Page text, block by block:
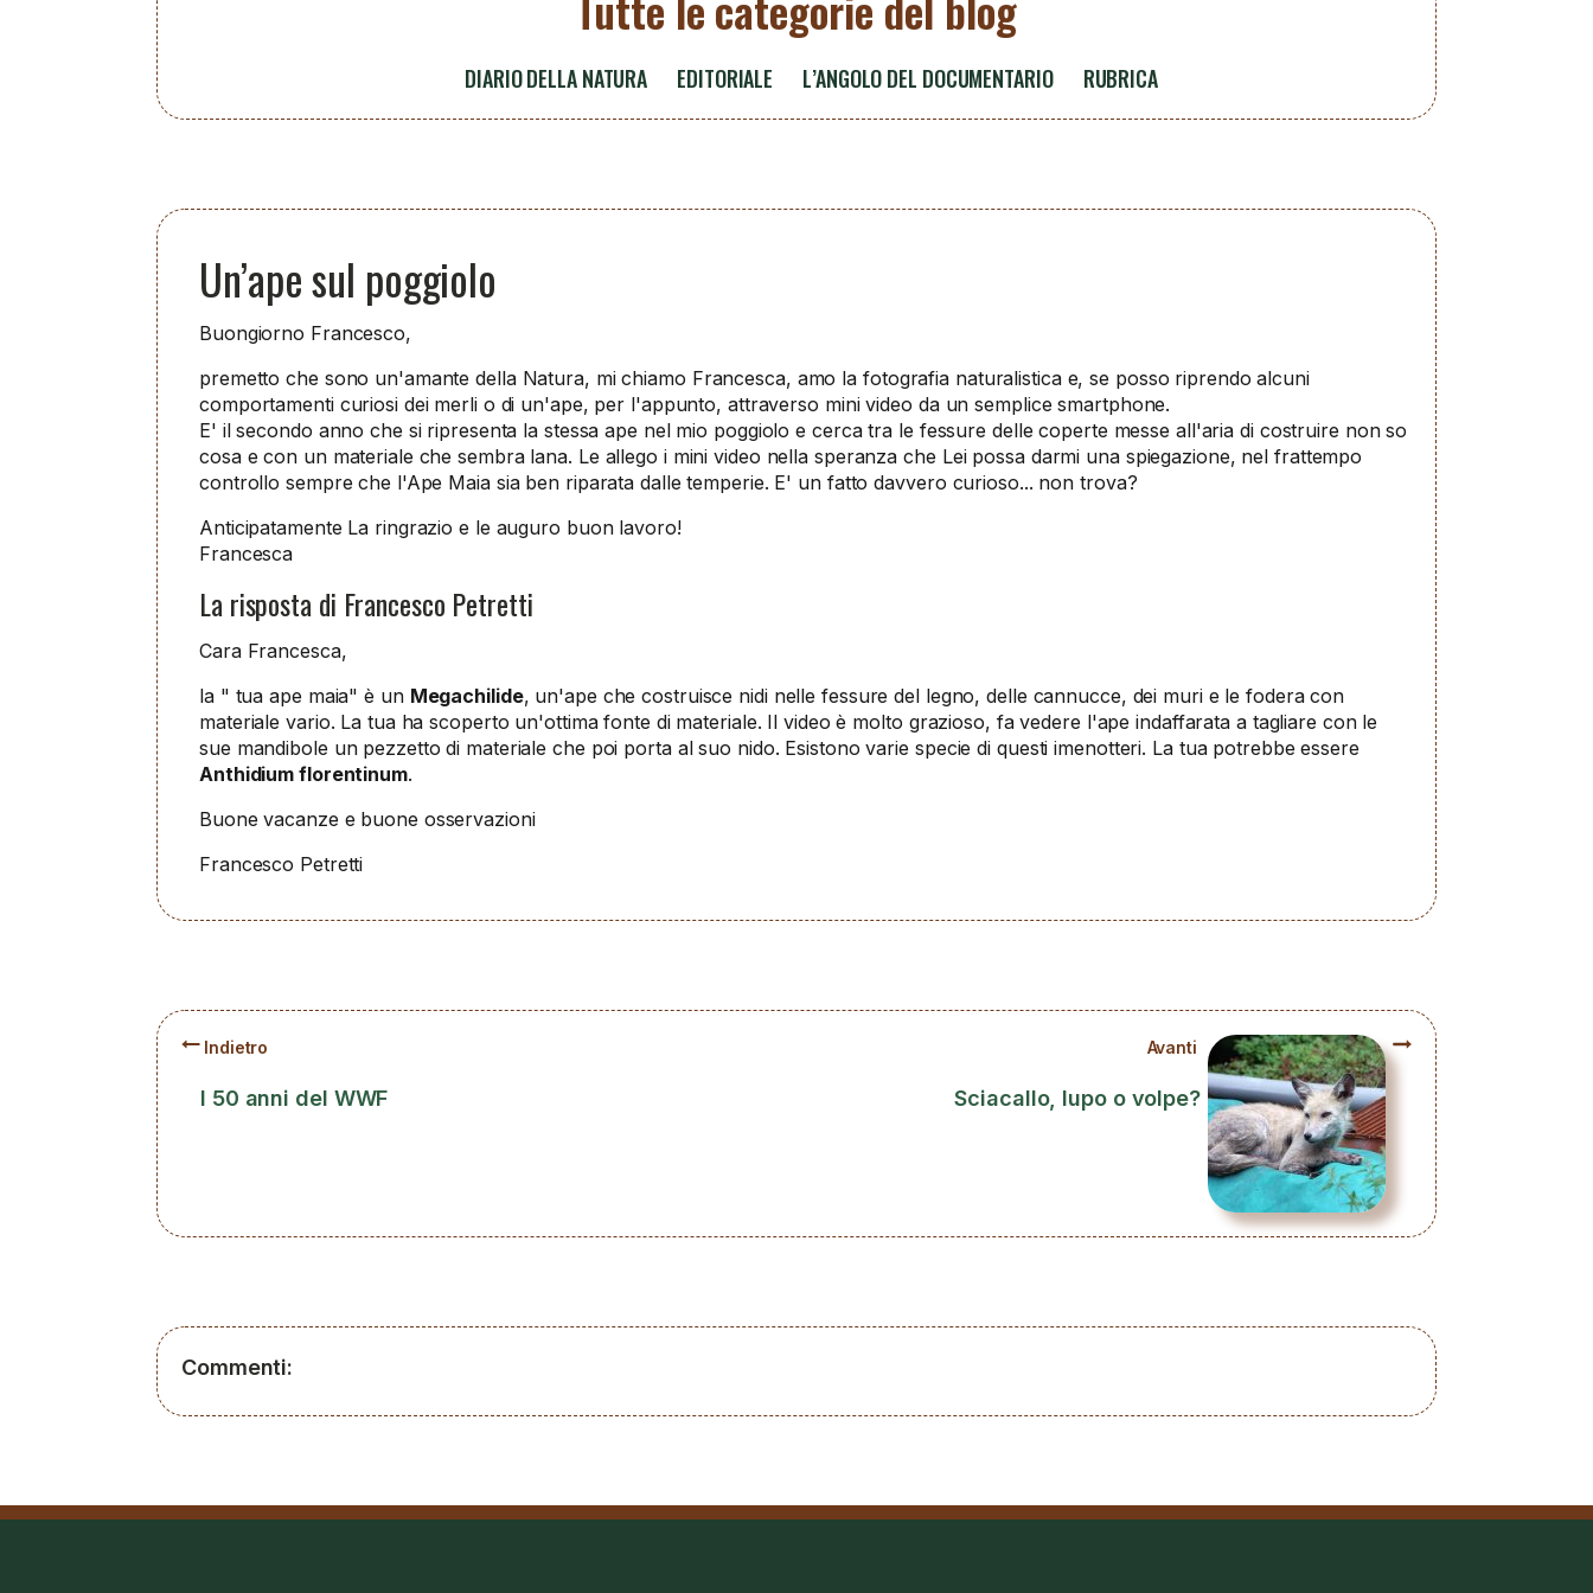
DIARIO DELLA NATURA EDITORIALE L’ANGOLO DEL DOCUMENTARIO RUBRICA
Un’ape sul poggiolo
Buongiorno Francesco,
premetto che sono un'amante della Natura, mi chiamo Francesca, amo la fotografia naturalistica e, se posso riprendo alcuni
comportamenti curiosi dei merli o di un'ape, per l'appunto, attraverso mini video da un semplice smartphone.
E' il secondo anno che si ripresenta la stessa ape nel mio poggiolo e cerca tra le fessure delle coperte messe all'aria di costruire non so
cosa e con un materiale che sembra lana. Le allego i mini video nella speranza che Lei possa darmi una spiegazione, nel frattempo
controllo sempre che l'Ape Maia sia ben riparata dalle temperie. E' un fatto davvero curioso... non trova?
Anticipatamente La ringrazio e le auguro buon lavoro!
Francesca
La risposta di Francesco Petretti
Cara Francesca,
la " tua ape maia" è un Megachilide, un'ape che costruisce nidi nelle fessure del legno, delle cannucce, dei muri e le fodera con
materiale vario. La tua ha scoperto un'ottima fonte di materiale. Il video è molto grazioso, fa vedere l'ape indaffarata a tagliare con le
sue mandibole un pezzetto di materiale che poi porta al suo nido. Esistono varie specie di questi imenotteri. La tua potrebbe essere
Anthidium florentinum.
Buone vacanze e buone osservazioni
Francesco Petretti
Indietro
I 50 anni del WWF
Avanti
Sciacallo, lupo o volpe?
Commenti: